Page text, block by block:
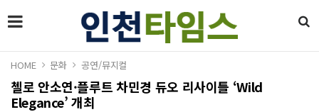
HOME 문화 공연/뮤지컬
첼로 안소연·플루트 차민경 듀오 리사이틀 ‘Wild
Elegance’ 개최